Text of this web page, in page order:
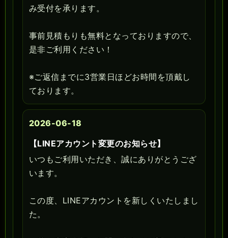
み受付を承ります。
事前見積もりも無料となっておりますので、
是非ご利用ください！
※ご返信までに3営業日ほどお時間を頂戴し
ております。
2026-06-18
【LINEアカウント変更のお知らせ】
いつもご利用いただき、誠にありがとうござ
います。
この度、LINEアカウントを新しくいたしまし
た。